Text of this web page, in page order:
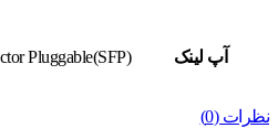
آپ لینک Pluggable(SFP)
نظرات (0)